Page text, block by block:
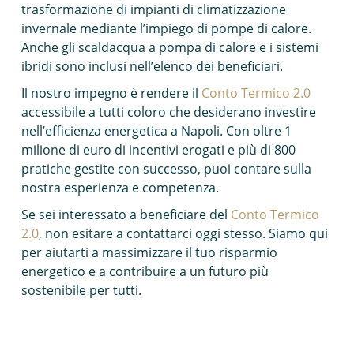
trasformazione di impianti di climatizzazione
invernale mediante l’impiego di pompe di calore.
Anche gli scaldacqua a pompa di calore e i sistemi
ibridi sono inclusi nell’elenco dei beneficiari.
Il nostro impegno è rendere il Conto Termico 2.0
accessibile a tutti coloro che desiderano investire
nell’efficienza energetica a Napoli. Con oltre 1
milione di euro di incentivi erogati e più di 800
pratiche gestite con successo, puoi contare sulla
nostra esperienza e competenza.
Se sei interessato a beneficiare del Conto Termico
2.0, non esitare a contattarci oggi stesso. Siamo qui
per aiutarti a massimizzare il tuo risparmio
energetico e a contribuire a un futuro più
sostenibile per tutti.